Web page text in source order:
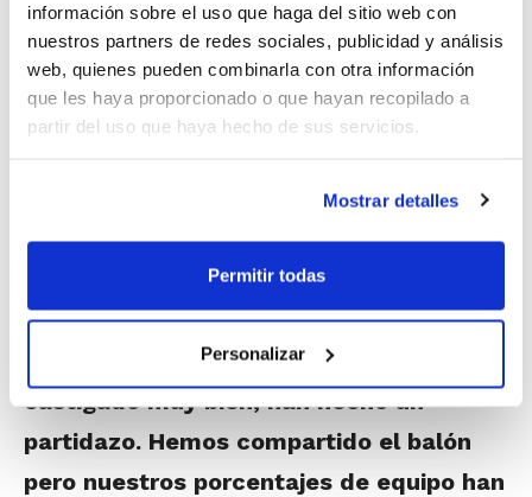
información sobre el uso que haga del sitio web con
nuestros partners de redes sociales, publicidad y análisis
web, quienes pueden combinarla con otra información
que les haya proporcionado o que hayan recopilado a
partir del uso que haya hecho de sus servicios.
Mostrar detalles
Permitir todas
Personalizar
Rubén Burgosvaloraba el partido a su
finalización:“Agradecer la presencia de
los aficionados, con toda la ilusión, y
a su altura. Nos ha pesado la
mentalidad. No veníamos en un
momento bueno y la Copa es una
competición de momentos. Nos han
pesado errores puntuales, ellas nos han
castigado muy bien, han hecho un
partidazo. Hemos compartido el balón
pero nuestros porcentajes de equipo han